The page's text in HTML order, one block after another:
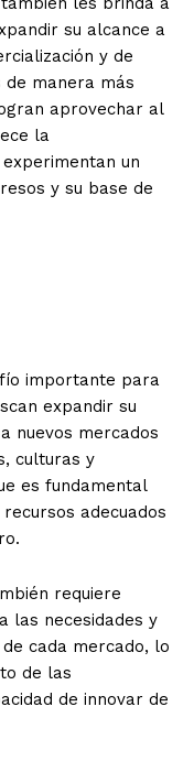
su alcance a
y de
manera más
aprovechar al
la
un
y su base de
importante para
expandir su
nuevos mercados
culturas y
es fundamental
adecuados
requiere
las necesidades y
cada mercado, lo
de las
de innovar de